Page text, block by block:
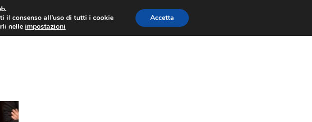
PUBBLICA ECONOMIA EUROPEA ECONOMIA ITALIANA
il consenso all’uso di tutti i cookie
nelleimpostazioni
Accetta